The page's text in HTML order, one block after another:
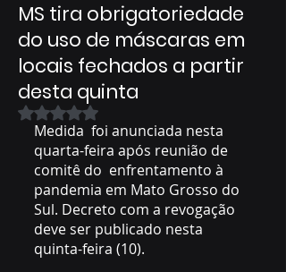
MS tira obrigatoriedade
do uso de máscaras em
locais fechados a partir
desta quinta
Avaliado com NaN de 5 estrelas.
Medida  foi anunciada nesta
quarta-feira após reunião de
comitê do  enfrentamento à
pandemia em Mato Grosso do
Sul. Decreto com a revogação
deve ser publicado nesta
quinta-feira (10).